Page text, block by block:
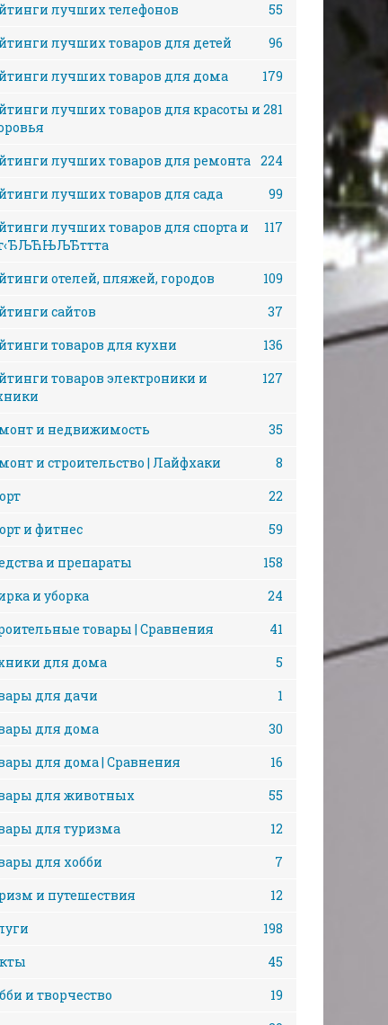
лучших телефонов
55
лучших товаров для детей
96
лучших товаров для дома
179
лучших товаров для красоты и 281
лучших товаров для ремонта 224
лучших товаров для сада
99
лучших товаров для спорта и
117
отелей, пляжей, городов
109
сайтов
37
товаров для кухни
136
товаров электроники и
127
и недвижимость
35
и строительство | Лайфхаки
8
22
и фитнес
59
и препараты
158
и уборка
24
товары | Сравнения
41
для дома
5
для дачи
1
для дома
30
для дома | Сравнения
16
для животных
55
для туризма
12
для хобби
7
и путешествия
12
198
45
и творчество
19